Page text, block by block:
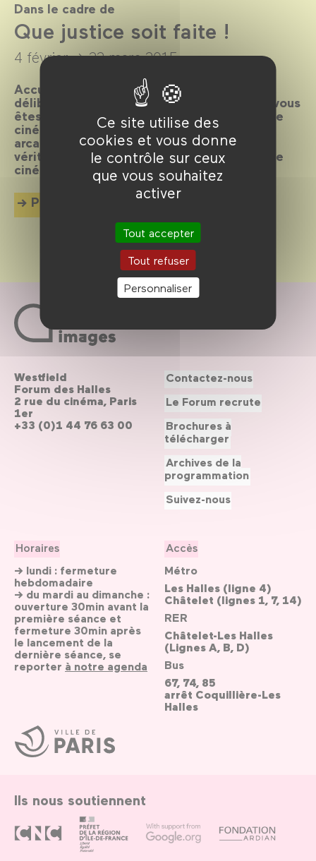
Ce site utilise des
cookies et vous donne
le contrôle sur ceux
que vous souhaitez
activer
Tout accepter
Tout refuser
Personnaliser
Dans le cadre de
Que justice soit faite !
4 février → 22 mars 2015
Accusés spectateurs, levez-vous ! Après
délibération du jury, le verdict est tombé : vous
êtes déclarés coupables de flagrant délit de
cinéphilie et condamnés à plonger dans les
arcanes de la machine judiciaire. Toute la
vérité, rien que la vérité en 80 plaidoyers de
cinéma.
Plus d'info
Ville
de
Paris
Westfield
Forum des Halles
2 rue du cinéma, Paris
1er
+33 (0)1 44 76 63 00
Horaires
→ lundi : fermeture
hebdomadaire
→ du mardi au dimanche :
ouverture 30min avant la
première séance et
fermeture 30min après
le lancement de la
dernière séance, se
reporter à notre agenda
Accès
Métro
Les Halles (ligne 4)
Châtelet (lignes 1, 7, 14)
RER
Châtelet-Les Halles
(Lignes A, B, D)
Bus
67, 74, 85
arrêt Coquillière-Les
Halles
Contactez-nous
Le Forum recrute
Brochures à
télécharger
Archives de la
programmation
Suivez-nous
Ils nous soutiennent